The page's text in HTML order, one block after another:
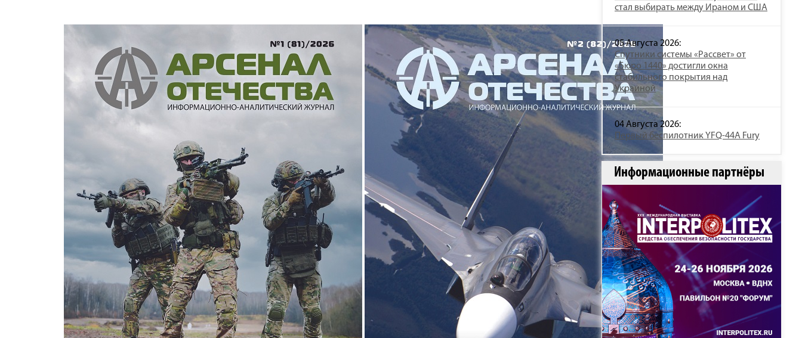
стал выбирать между Ираном и США
05 Августа 2026:
Спутники системы «Рассвет» от
«Бюро 1440» достигли окна
стабильного покрытия над
Украиной
04 Августа 2026:
Первый беспилотник YFQ-44A Fury
Информационные партнёры